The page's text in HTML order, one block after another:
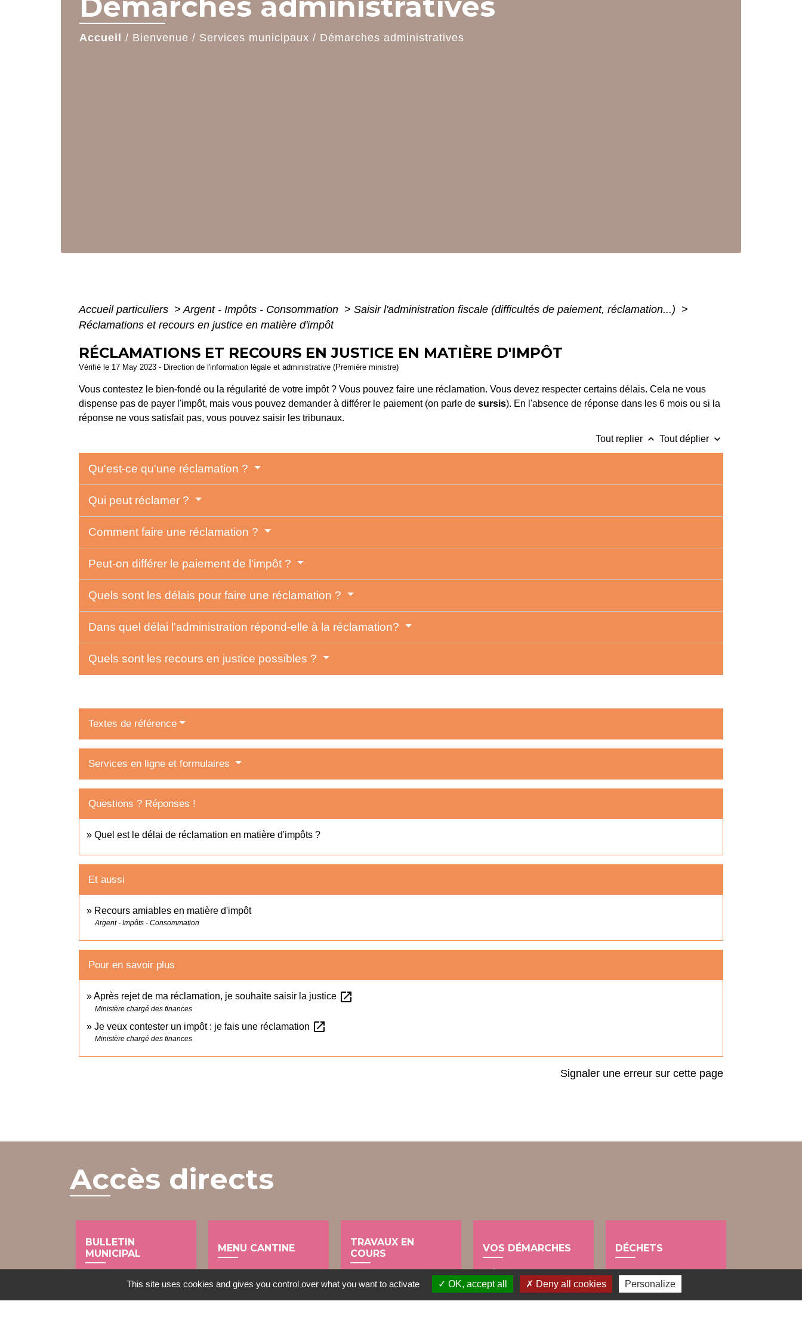
Accueil / Bienvenue / Services municipaux / Démarches administratives
Accueil particuliers > Argent - Impôts - Consommation > Saisir l'administration fiscale (difficultés de paiement, réclamation...) >
Réclamations et recours en justice en matière d'impôt
RÉCLAMATIONS ET RECOURS EN JUSTICE EN MATIÈRE D'IMPÔT
Vérifié le 17 May 2023 - Direction de l'information légale et administrative (Première ministre)
Vous contestez le bien-fondé ou la régularité de votre impôt ? Vous pouvez faire une réclamation. Vous devez respecter certains délais. Cela ne vous
dispense pas de payer l'impôt, mais vous pouvez demander à différer le paiement (on parle de sursis). En l'absence de réponse dans les 6 mois ou si la
réponse ne vous satisfait pas, vous pouvez saisir les tribunaux.
Tout replier keyboard_arrow_up Tout déplier keyboard_arrow_down
Qu'est-ce qu'une réclamation ?
Qui peut réclamer ?
Comment faire une réclamation ?
Peut-on différer le paiement de l'impôt ?
Quels sont les délais pour faire une réclamation ?
Dans quel délai l'administration répond-elle à la réclamation?
Quels sont les recours en justice possibles ?
Textes de référence
Services en ligne et formulaires
Questions ? Réponses !
Quel est le délai de réclamation en matière d'impôts ?
Et aussi
Recours amiables en matière d'impôt
Argent - Impôts - Consommation
Pour en savoir plus
Après rejet de ma réclamation, je souhaite saisir la justice open_in_new
Ministère chargé des finances
Je veux contester un impôt : je fais une réclamation open_in_new
Ministère chargé des finances
Signaler une erreur sur cette page
Accès directs
BULLETIN
MUNICIPAL
MENU CANTINE
local_dining
TRAVAUX EN
COURS
build
VOS DÉMARCHES
account_balance
DÉCHETS
public
This site uses cookies and gives you control over what you want to activate OK, accept all Deny all cookies Personalize